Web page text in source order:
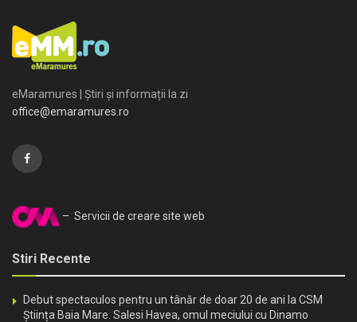
eMaramures | Știri și informații la zi
office@emaramures.ro
– Servicii de creare site web
Stiri Recente
Debut spectaculos pentru un tânăr de doar 20 de ani la CSM
Știința Baia Mare. Salesi Havea, omul meciului cu Dinamo